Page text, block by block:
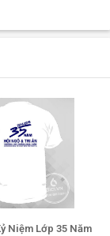
Niệm Lớp 35 Năm